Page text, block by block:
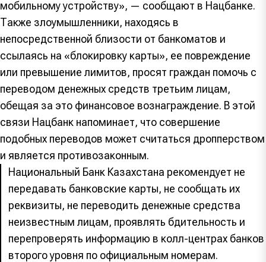
мобильному устройству», — сообщают в Нацбанке.
Также злоумышленники, находясь в
непосредственной близости от банкоматов и
ссылаясь на «блокировку карты», ее повреждение
или превышение лимитов, просят граждан помочь с
переводом денежных средств третьим лицам,
обещая за это финансовое вознаграждение. В этой
связи Нацбанк напоминает, что совершение
подобных переводов может считаться дропперством
и является противозаконным.
Национальный Банк Казахстана рекомендует не
передавать банковские карты, не сообщать их
реквизиты, не переводить денежные средства
неизвестным лицам, проявлять бдительность и
перепроверять информацию в колл-центрах банков
второго уровня по официальным номерам.